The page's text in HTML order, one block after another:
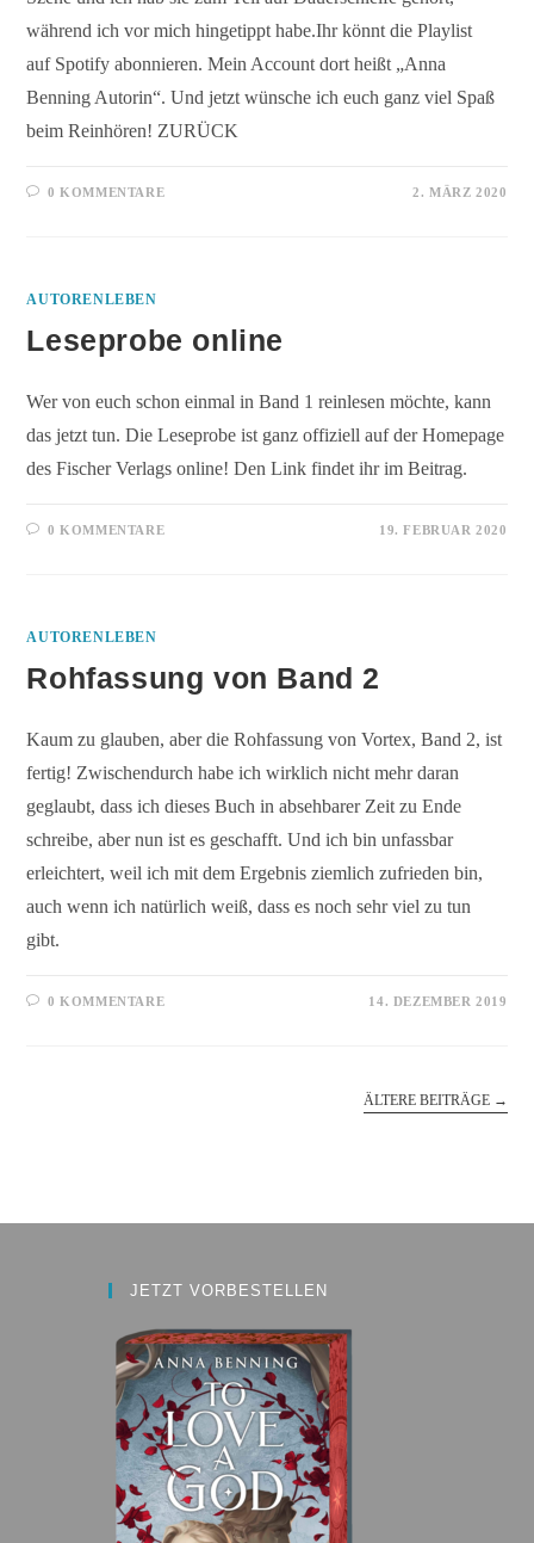
während ich vor mich hingetippt habe.Ihr könnt die Playlist
auf Spotify abonnieren. Mein Account dort heißt „Anna
Benning Autorin“. Und jetzt wünsche ich euch ganz viel Spaß
beim Reinhören! ZURÜCK
0 KOMMENTARE 2. MÄRZ 2020
AUTORENLEBEN
Leseprobe online
Wer von euch schon einmal in Band 1 reinlesen möchte, kann
das jetzt tun. Die Leseprobe ist ganz offiziell auf der Homepage
des Fischer Verlags online! Den Link findet ihr im Beitrag.
0 KOMMENTARE 19. FEBRUAR 2020
AUTORENLEBEN
Rohfassung von Band 2
Kaum zu glauben, aber die Rohfassung von Vortex, Band 2, ist
fertig! Zwischendurch habe ich wirklich nicht mehr daran
geglaubt, dass ich dieses Buch in absehbarer Zeit zu Ende
schreibe, aber nun ist es geschafft. Und ich bin unfassbar
erleichtert, weil ich mit dem Ergebnis ziemlich zufrieden bin,
auch wenn ich natürlich weiß, dass es noch sehr viel zu tun
gibt.
0 KOMMENTARE 14. DEZEMBER 2019
ÄLTERE BEITRÄGE →
JETZT VORBESTELLEN